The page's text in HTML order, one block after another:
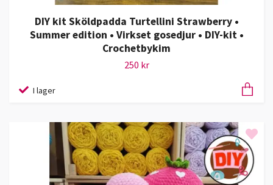
DIY kit Sköldpadda Turtellini Strawberry •
Summer edition • Virkset gosedjur • DIY-kit •
Crochetbykim
250 kr
I lager